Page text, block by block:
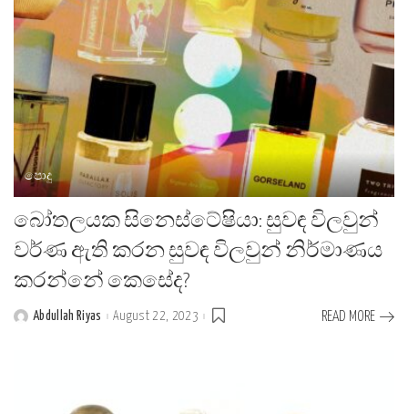
පොදු
බෝතලයක සිනෙස්ටේෂියා: සුවඳ විලවුන්
වර්ණ ඇති කරන සුවඳ විලවුන් නිර්මාණය
කරන්නේ කෙසේද?
PostedAbdullah Riyas August 22, 2023 READ MORE